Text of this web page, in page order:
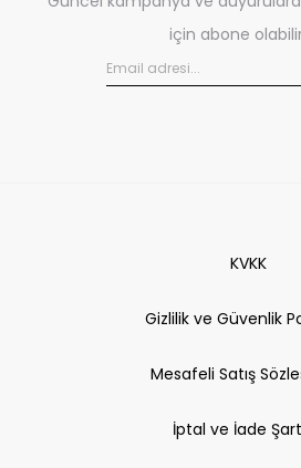
için abone
KVKK
Gizlilik ve Güvenlik
Mesafeli Satış
İptal ve İade